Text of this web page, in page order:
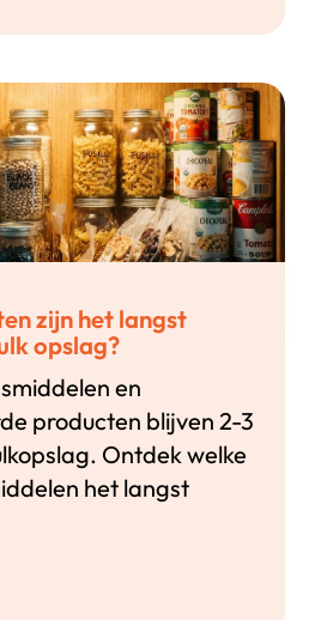
zijn het langst
opslag?
en
producten blijven 2-3
Ontdek welke
het langst